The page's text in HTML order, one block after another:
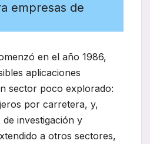
empresas de
en el año 1986,
aplicaciones
sector poco explorado:
por carretera, y,
investigación y
a otros sectores,